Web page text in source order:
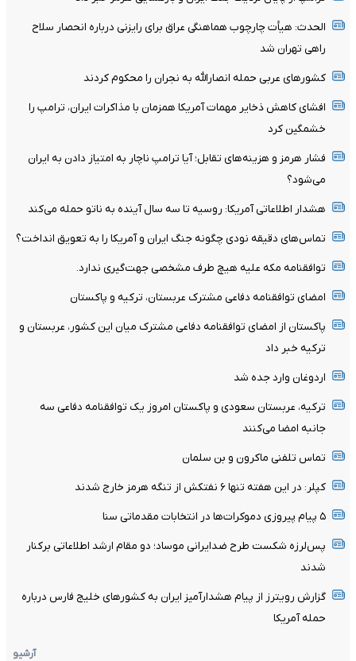
الحدث: هیأت چارچوب هماهنگی عراق برای رایزنی درباره انحصار سلاح
راهی تهران شد
کشورهای عربی حمله انصارالله به نجران را محکوم کردند
افشای کاهش ذخایر مهمات آمریکا همزمان با مذاکرات ایران، ترامپ را
خشمگین کرد
فشار هرمز و هزینه‌های تقابل؛ آیا ترامپ ناچار به امتیاز دادن به ایران
می‌شود؟
هشدار اطلاعاتی آمریکا: روسیه تا سه سال آینده به ناتو حمله می‌کند
تماس‌های دقیقه نودی چگونه جنگ ایران و آمریکا را به تعویق انداخت؟
توافقنامه مکه علیه هیچ طرف مشخصی جهت‌گیری ندارد.
امضای توافقنامه دفاعی مشترک عربستان، ترکیه و پاکستان
پاکستان از امضای توافقنامه دفاعی مشترک میان این کشور، عربستان و
ترکیه خبر داد
اردوغان وارد جده شد
ترکیه، عربستان سعودی و پاکستان امروز یک توافقنامه دفاعی سه
جانبه امضا می‌کنند
تماس تلفنی ماکرون و بن سلمان
کپلر: در این هفته تنها ۶ نفتکش از تنگه هرمز خارج شدند
۵ پیام پیروزی دموکرات‌ها در انتخابات مقدماتی سنا
پس‌لرزه شکست طرح ضدایرانی موساد؛ دو مقام ارشد اطلاعاتی برکنار
شدند
گزارش رویترز از پیام هشدارآمیز ایران به کشورهای خلیج فارس درباره
حمله آمریکا
آرشیو